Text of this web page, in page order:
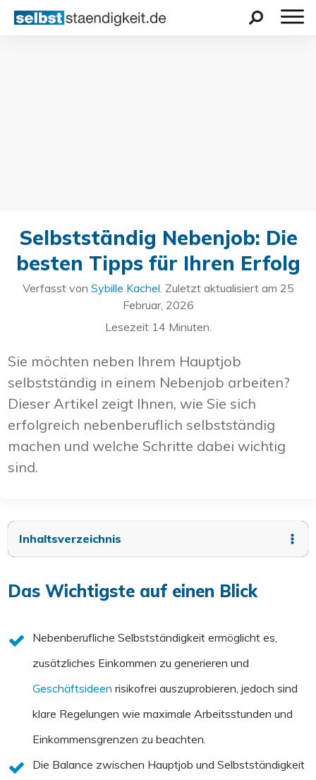
Selbstständig Nebenjob: Die
besten Tipps für Ihren Erfolg
Verfasst von Sybille Kachel. Zuletzt aktualisiert am 25
Februar, 2026
Lesezeit 14 Minuten.
Sie möchten neben Ihrem Hauptjob
selbstständig in einem Nebenjob arbeiten?
Dieser Artikel zeigt Ihnen, wie Sie sich
erfolgreich nebenberuflich selbstständig
machen und welche Schritte dabei wichtig
sind.
Inhaltsverzeichnis
Das Wichtigste auf einen Blick
Nebenberufliche Selbstständigkeit ermöglicht es,
zusätzliches Einkommen zu generieren und
Geschäftsideen risikofrei auszuprobieren, jedoch sind
klare Regelungen wie maximale Arbeitsstunden und
Einkommensgrenzen zu beachten.
Die Balance zwischen Hauptjob und Selbstständigkeit